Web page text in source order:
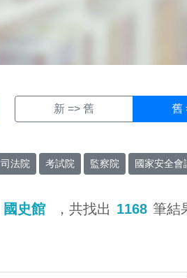
新 => 舊 舊
司法院 考試院 監察院 國家安全會
國史館 ，共找出 1168 筆結